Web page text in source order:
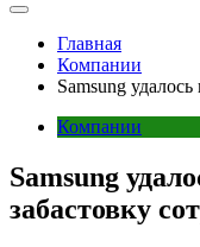
Главная
Компании
Samsung
Компании
Samsung
забастовку